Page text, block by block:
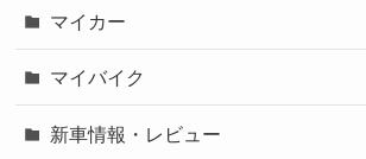
マイカー
マイバイク
新車情報・レビュー